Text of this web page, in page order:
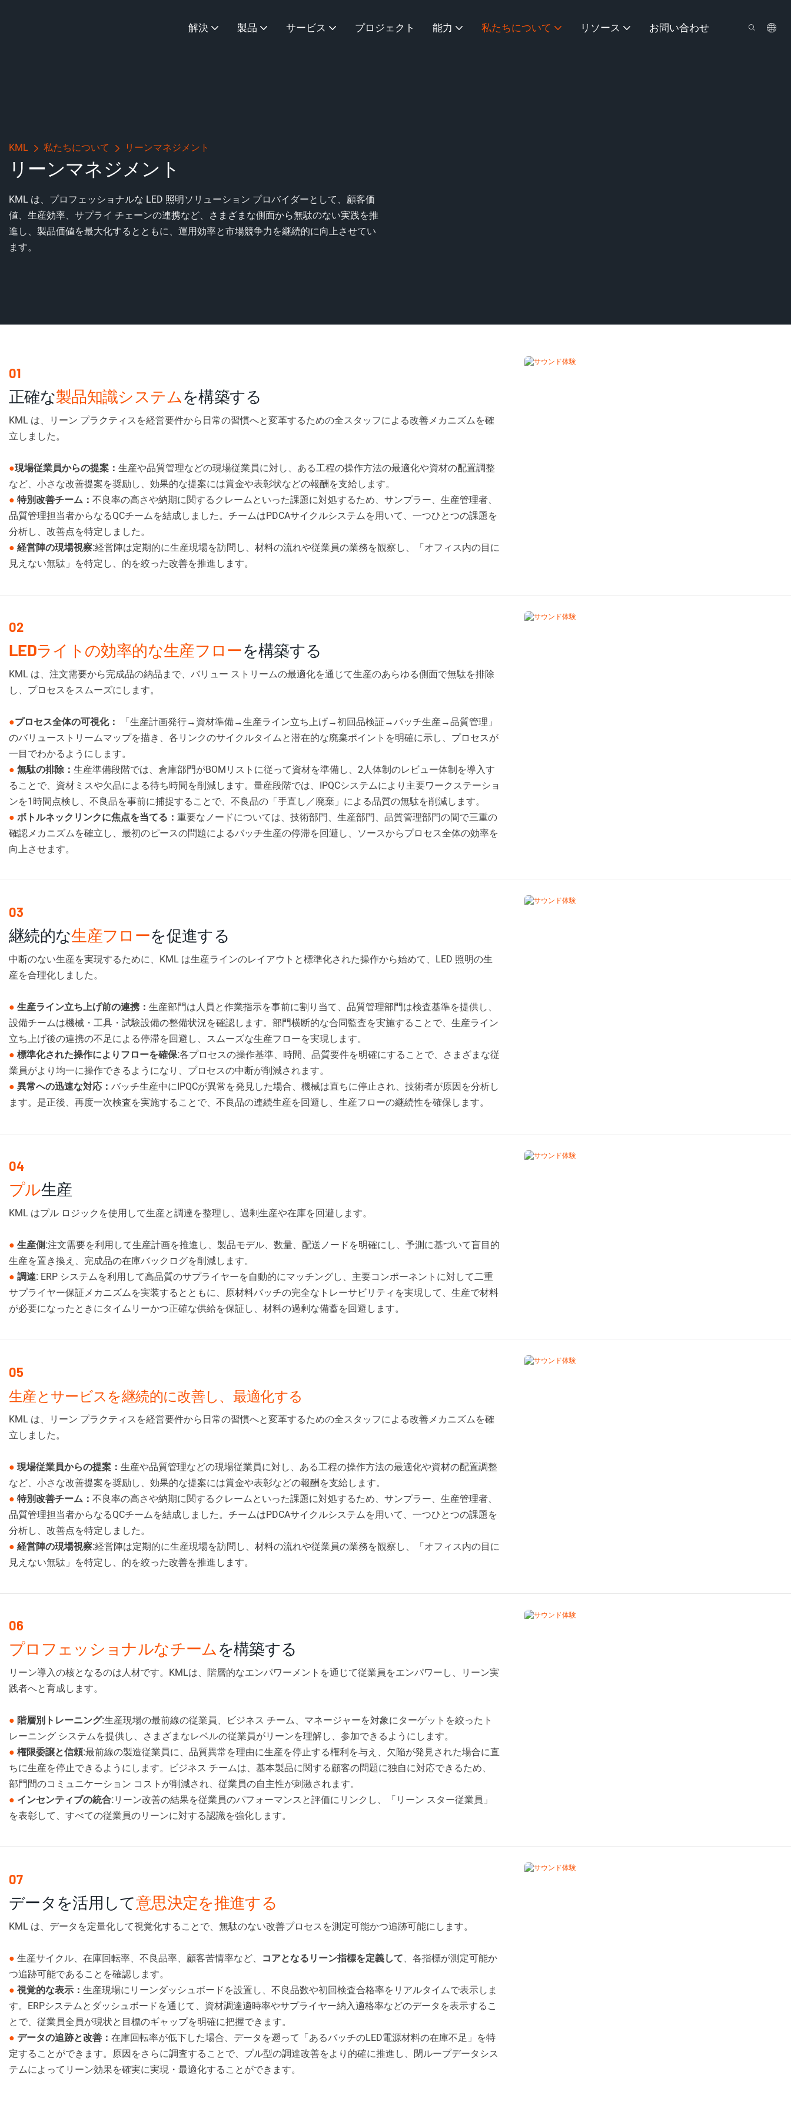
解決 製品 サービス プロジェクト 能力 私たちについて リソース お問い合わせ
KML 私たちについて リーンマネジメント
リーンマネジメント
KML は、プロフェッショナルな LED 照明ソリューション プロバイダーとして、顧客価
値、生産効率、サプライ チェーンの連携など、さまざまな側面から無駄のない実践を推
進し、製品価値を最大化するとともに、運用効率と市場競争力を継続的に向上させてい
ます。
01
正確な製品知識システムを構築する
KML は、リーン プラクティスを経営要件から日常の習慣へと変革するための全スタッフによる改善メカニズムを確
立しました。
●現場従業員からの提案： 生産や品質管理などの現場従業員に対し、ある工程の操作方法の最適化や資材の配置調整
など、小さな改善提案を奨励し、効果的な提案には賞金や表彰状などの報酬を支給します。
● 特別改善チーム： 不良率の高さや納期に関するクレームといった課題に対処するため、サンプラー、生産管理者、
品質管理担当者からなるQCチームを結成しました。チームはPDCAサイクルシステムを用いて、一つひとつの課題を
分析し、改善点を特定しました。
● 経営陣の現場視察:経営陣は定期的に生産現場を訪問し、材料の流れや従業員の業務を観察し、「オフィス内の目に
見えない無駄」を特定し、的を絞った改善を推進します。
02
LEDライトの効率的な生産フローを構築する
KML は、注文需要から完成品の納品まで、バリュー ストリームの最適化を通じて生産のあらゆる側面で無駄を排除
し、プロセスをスムーズにします。
●プロセス全体の可視化：
「生産計画発行→資材準備→生産ライン立ち上げ→初回品検証→バッチ生産→品質管理」
のバリューストリームマップを描き、各リンクのサイクルタイムと潜在的な廃棄​​ポイントを明確に示し、プロセスが
一目でわかるようにします。
● 無駄の排除： 生産準備段階では、倉庫部門がBOMリストに従って資材を準備し、2人体制のレビュー体制を導入す
ることで、資材ミスや欠品による待ち時間を削減します。量産段階では、IPQCシステムにより主要ワークステーショ
ンを1時間点検し、不良品を事前に捕捉することで、不良品の「手直し／廃棄」による品質の無駄を削減します。
● ボトルネックリンクに焦点を当てる： 重要なノードについては、技術部門、生産部門、品質管理部門の間で三重の
確認メカニズムを確立し、最初のピースの問題によるバッチ生産の停滞を回避し、ソースからプロセス全体の効率を
向上させます。
03
継続的な生産フローを促進する
中断のない生産を実現するために、KML は生産ラインのレイアウトと標準化された操作から始めて、LED 照明の生
産を合理化しました。
● 生産ライン立ち上げ前の連携： 生産部門は人員と作業指示を事前に割り当て、品質管理部門は検査基準を提供し、
設備チームは機械・工具・試験設備の整備状況を確認します。部門横断的な合同監査を実施することで、生産ライン
立ち上げ後の連携の不足による停滞を回避し、スムーズな生産フローを実現します。
● 標準化された操作によりフローを確保:各プロセスの操作基準、時間、品質要件を明確にすることで、さまざまな従
業員がより均一に操作できるようになり、プロセスの中断が削減されます。
● 異常への迅速な対応： バッチ生産中にIPQCが異常を発見した場合、機械は直ちに停止され、技術者が原因を分析し
ます。是正後、再度一次検査を実施することで、不良品の連続生産を回避し、生産フローの継続性を確保します。
04
プル生産
KML はプル ロジックを使用して生産と調達を整理し、過剰生産や在庫を回避します。
● 生産側:注文需要を利用して生産計画を推進し、製品モデル、数量、配送ノードを明確にし、予測に基づいて盲目的
生産を置き換え、完成品の在庫バックログを削減します。
● 調達: ERP システムを利用して高品質のサプライヤーを自動的にマッチングし、主要コンポーネントに対して二重
サプライヤー保証メカニズムを実装するとともに、原材料バッチの完全なトレーサビリティを実現して、生産で材料
が必要になったときにタイムリーかつ正確な供給を保証し、材料の過剰な備蓄を回避します。
05
生産とサービスを継続的に改善し、最適化する
KML は、リーン プラクティスを経営要件から日常の習慣へと変革するための全スタッフによる改善メカニズムを確
立しました。
● 現場従業員からの提案： 生産や品質管理などの現場従業員に対し、ある工程の操作方法の最適化や資材の配置調整
など、小さな改善提案を奨励し、効果的な提案には賞金や表彰などの報酬を支給します。
● 特別改善チーム： 不良率の高さや納期に関するクレームといった課題に対処するため、サンプラー、生産管理者、
品質管理担当者からなるQCチームを結成しました。チームはPDCAサイクルシステムを用いて、一つひとつの課題を
分析し、改善点を特定しました。
● 経営陣の現場視察:経営陣は定期的に生産現場を訪問し、材料の流れや従業員の業務を観察し、「オフィス内の目に
見えない無駄」を特定し、的を絞った改善を推進します。
06
プロフェッショナルなチーム を構築する
リーン導入の核となるのは人材です。KMLは、階層的なエンパワーメントを通じて従業員をエンパワーし、リーン実
践者へと育成します。
● 階層別トレーニング:生産現場の最前線の従業員、ビジネス チーム、マネージャーを対象にターゲットを絞ったト
レーニング システムを提供し、さまざまなレベルの従業員がリーンを理解し、参加できるようにします。
● 権限委譲と信頼:最前線の製造従業員に、品質異常を理由に生産を停止する権利を与え、欠陥が発見された場合に直
ちに生産を停止できるようにします。ビジネス チームは、基本製品に関する顧客の問題に独自に対応できるため、
部門間のコミュニケーション コストが削減され、従業員の自主性が刺激されます。
● インセンティブの統合:リーン改善の結果を従業員のパフォーマンスと評価にリンクし、「リーン スター従業員」
を表彰して、すべての従業員のリーンに対する認識を強化します。
07
データを活用して意思決定を推進する
KML は、データを定量化して視覚化することで、無駄のない改善プロセスを測定可能かつ追跡可能にします。
● 生産サイクル、在庫回転率、不良品率、顧客苦情率など、 コアとなるリーン指標を定義して、各指標が測定可能か
つ追跡可能であることを確認します。
● 視覚的な表示： 生産現場にリーンダッシュボードを設置し、不良品数や初回検査合格率をリアルタイムで表示しま
す。ERPシステムとダッシュボードを通じて、資材調達適時率やサプライヤー納入適格率などのデータを表示するこ
とで、従業員全員が現状と目標のギャップを明確に把握できます。
● データの追跡と改善： 在庫回転率が低下した場合、データを遡って「あるバッチのLED電源材料の在庫不足」を特
定することができます。原因をさらに調査することで、プル型の調達改善をより的確に推進し、閉ループデータシス
テムによってリーン効果を確実に実現・最適化することができます。